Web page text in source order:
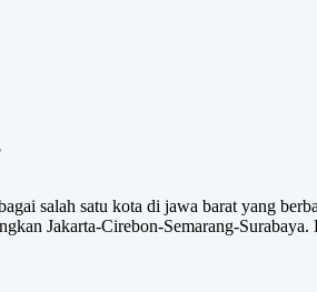
salah satu kota di jawa barat yang
Jakarta-Cirebon-Semarang-